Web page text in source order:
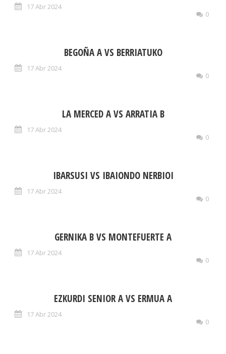
17 Abr 2024
0
BEGOÑA A VS BERRIATUKO
17 Abr 2024
0
LA MERCED A VS ARRATIA B
17 Abr 2024
0
IBARSUSI VS IBAIONDO NERBIOI
17 Abr 2024
0
GERNIKA B VS MONTEFUERTE A
17 Abr 2024
0
EZKURDI SENIOR A VS ERMUA A
17 Abr 2024
0